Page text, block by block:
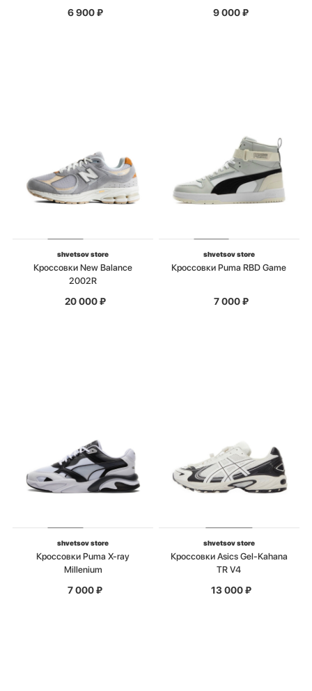
6 900₽ 9 000₽
shvetsov store
Кроссовки New Balance
2002R
20 000₽
shvetsov store
Кроссовки Puma RBD Game
7 000₽
shvetsov store
Кроссовки Puma X-ray
Millenium
7 000₽
shvetsov store
Кроссовки Asics Gel-Kahana
TR V4
13 000₽